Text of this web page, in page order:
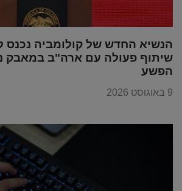
הנשיא החדש של קולומביה נכנס
שיתוף פעולה עם ארה"ב במאבק
הפשע
9 באוגוסט 2026